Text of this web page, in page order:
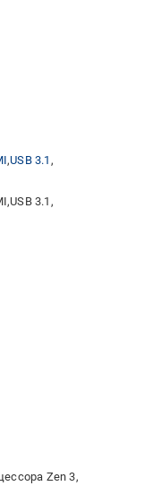
USB 3.1
USB 3.1
Zen 3